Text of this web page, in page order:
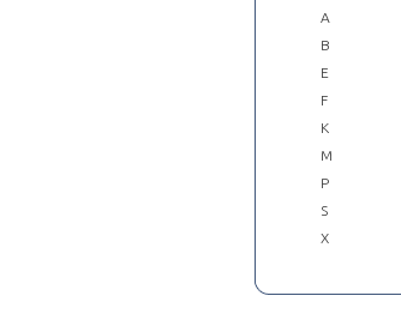
A
B
E
F
K
M
P
S
X